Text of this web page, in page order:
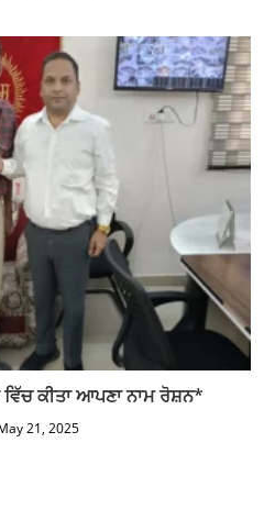
ਕੀਤਾ ਆਪਣਾ ਨਾਮ ਰੋਸ਼ਨ*
21, 2025